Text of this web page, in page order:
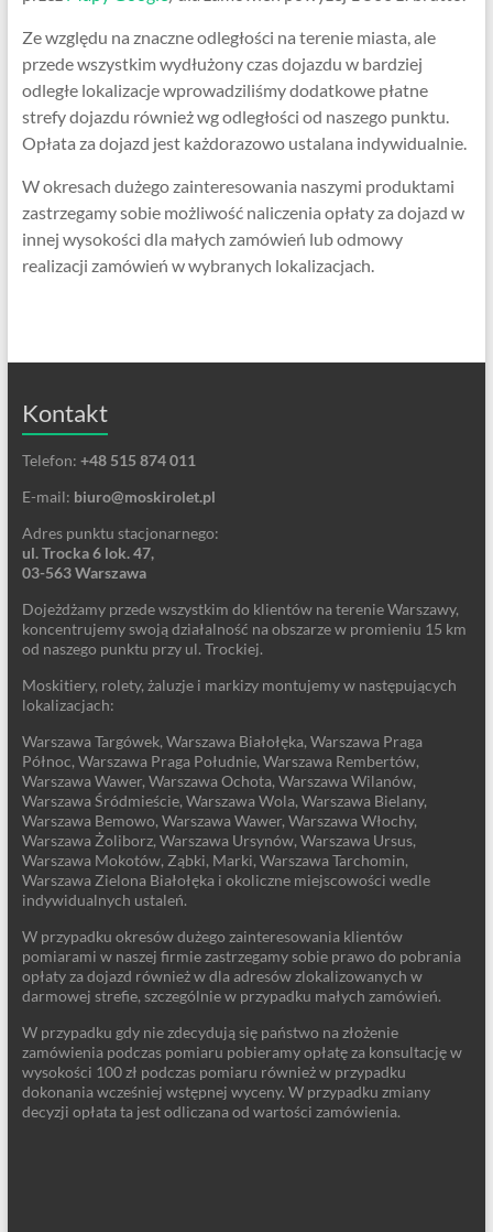
Ze względu na znaczne odległości na terenie miasta, ale
przede wszystkim wydłużony czas dojazdu w bardziej
odległe lokalizacje wprowadziliśmy dodatkowe płatne
strefy dojazdu również wg odległości od naszego punktu.
Opłata za dojazd jest każdorazowo ustalana indywidualnie.
W okresach dużego zainteresowania naszymi produktami
zastrzegamy sobie możliwość naliczenia opłaty za dojazd w
innej wysokości dla małych zamówień lub odmowy
realizacji zamówień w wybranych lokalizacjach.
Kontakt
Telefon: +48 515 874 011
E-mail: biuro@moskirolet.pl
Adres punktu stacjonarnego:
ul. Trocka 6 lok. 47,
03-563 Warszawa
Dojeżdżamy przede wszystkim do klientów na terenie Warszawy,
koncentrujemy swoją działalność na obszarze w promieniu 15 km
od naszego punktu przy ul. Trockiej.
Moskitiery, rolety, żaluzje i markizy montujemy w następujących
lokalizacjach:
Warszawa Targówek, Warszawa Białołęka, Warszawa Praga
Północ, Warszawa Praga Południe, Warszawa Rembertów,
Warszawa Wawer, Warszawa Ochota, Warszawa Wilanów,
Warszawa Śródmieście, Warszawa Wola, Warszawa Bielany,
Warszawa Bemowo, Warszawa Wawer, Warszawa Włochy,
Warszawa Żoliborz, Warszawa Ursynów, Warszawa Ursus,
Warszawa Mokotów, Ząbki, Marki, Warszawa Tarchomin,
Warszawa Zielona Białołęka i okoliczne miejscowości wedle
indywidualnych ustaleń.
W przypadku okresów dużego zainteresowania klientów
pomiarami w naszej firmie zastrzegamy sobie prawo do pobrania
opłaty za dojazd również w dla adresów zlokalizowanych w
darmowej strefie, szczególnie w przypadku małych zamówień.
W przypadku gdy nie zdecydują się państwo na złożenie
zamówienia podczas pomiaru pobieramy opłatę za konsultację w
wysokości 100 zł podczas pomiaru również w przypadku
dokonania wcześniej wstępnej wyceny. W przypadku zmiany
decyzji opłata ta jest odliczana od wartości zamówienia.